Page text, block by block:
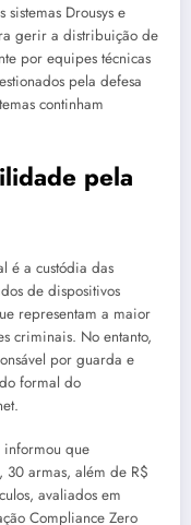
Drousys e
gerir a distribuição de
por equipes técnicas
pela defesa
continham
pela
é a custódia das
de dispositivos
representam a maior
criminais. No entanto,
por guarda e
formal do
informou que
30 armas, além de R$
avaliados em
Compliance Zero